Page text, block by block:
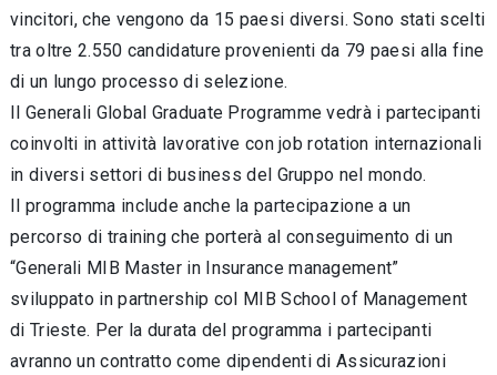
vincitori, che vengono da 15 paesi diversi. Sono stati scelti
tra oltre 2.550 candidature provenienti da 79 paesi alla fine
di un lungo processo di selezione.
Il Generali Global Graduate Programme vedrà i partecipanti
coinvolti in attività lavorative con job rotation internazionali
in diversi settori di business del Gruppo nel mondo.
Il programma include anche la partecipazione a un
percorso di training che porterà al conseguimento di un
“Generali MIB Master in Insurance management”
sviluppato in partnership col MIB School of Management
di Trieste. Per la durata del programma i partecipanti
avranno un contratto come dipendenti di Assicurazioni